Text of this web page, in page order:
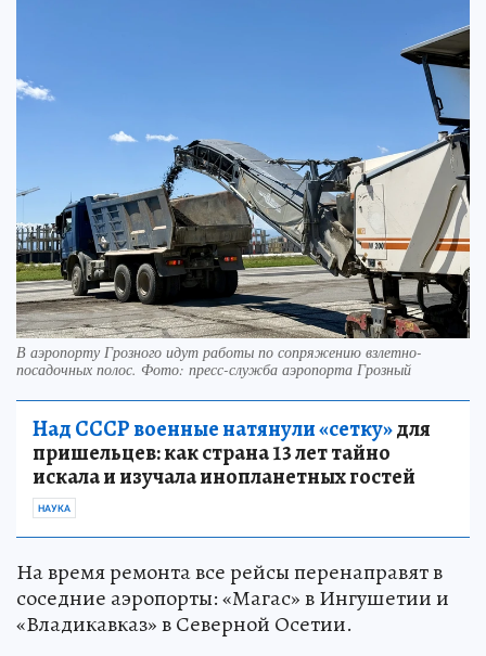
В аэропорту Грозного идут работы по сопряжению взлетно-
посадочных полос. Фото: пресс-служба аэропорта Грозный
Над СССР военные натянули «сетку»для
пришельцев: как страна 13 лет тайно
искала и изучала инопланетных гостей
НАУКА
На время ремонта все рейсы перенаправят в
соседние аэропорты: «Магас» в Ингушетии и
«Владикавказ» в Северной Осетии.